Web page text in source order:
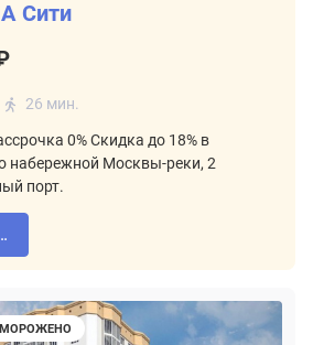
Сити
26 мин.
0% Скидка до 18% в
набережной Москвы-реки, 2
порт.
98-94